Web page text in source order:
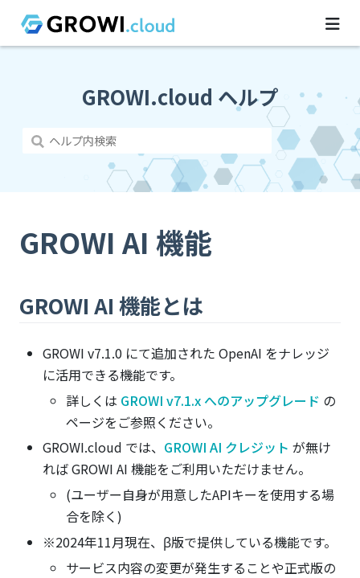
GROWI.cloud ヘルプ
GROWI AI 機能
GROWI AI 機能とは
GROWI v7.1.0 にて追加された OpenAI をナレッジ
に活用できる機能です。
詳しくは GROWI v7.1.x へのアップグレード の
ページをご参照ください。
GROWI.cloud では、 GROWI AI クレジット が無け
れば GROWI AI 機能をご利用いただけません。
(ユーザー自身が用意したAPIキーを使用する場
合を除く)
※2024年11月現在、β版で提供している機能です。
サービス内容の変更が発生することや正式版の